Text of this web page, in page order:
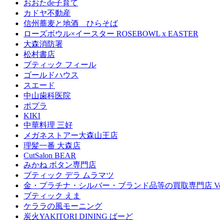
おおたde子育て
カドヤ不動産
信州蕎麦と地酒 ひらそば
ローズボウル×イースター ROSEBOWL x EASTER
大森消防署
松村書店
ブティック フィール
ゴールドハウス
スエード
中山歯科医院
ポプラ
KIKI
中華料理 三好
メガネストアー大森山王店
理髪一番 大森店
CutSalon BEAR
みかね ボタン専門店
ブティック デラ ムラマツ
金・プラチナ・シルバー・ブランド品等の買取専門店
ブティック えま
ケララの風モーニング
炭火YAKITORI DINING ばーど